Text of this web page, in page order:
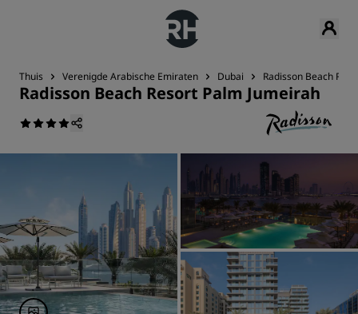
Thuis Verenigde Arabische Emiraten Dubai Radisson Beach
Radisson Beach Resort Palm Jumeirah